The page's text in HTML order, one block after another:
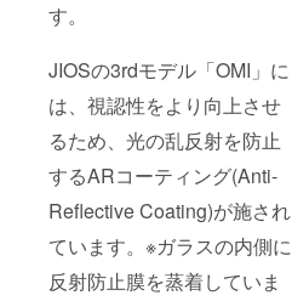
す。
JIOSの3rdモデル「OMI」に
は、視認性をより向上させ
るため、光の乱反射を防止
するARコーティング(Anti-
Reflective Coating)が施され
ています。※ガラスの内側に
反射防止膜を蒸着していま